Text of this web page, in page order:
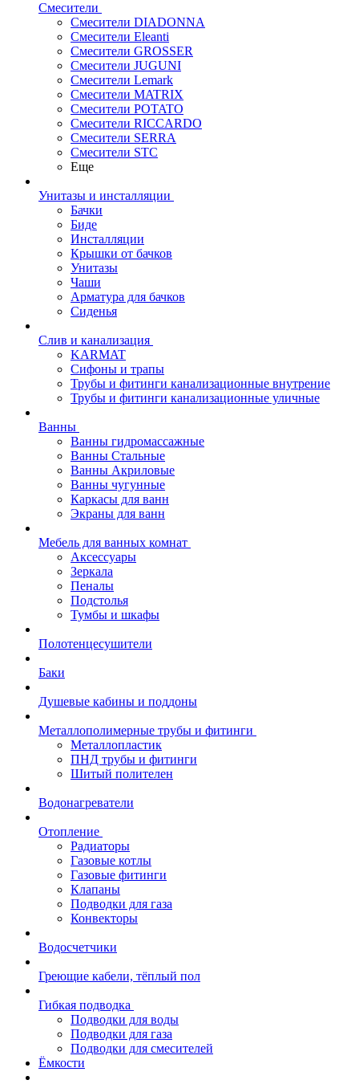
Смесители
Смесители DIADONNA
Смесители Eleanti
Смесители GROSSER
Смесители JUGUNI
Смесители Lemark
Смесители MATRIX
Смесители POTATO
Смесители RICCARDO
Смесители SERRA
Смесители STC
Еще
Унитазы и инсталляции
Бачки
Биде
Инсталляции
Крышки от бачков
Унитазы
Чаши
Арматура для бачков
Сиденья
Слив и канализация
KARMAT
Сифоны и трапы
Трубы и фитинги канализационные внутрение
Трубы и фитинги канализационные уличные
Ванны
Ванны гидромассажные
Ванны Стальные
Ванны Акриловые
Ванны чугунные
Каркасы для ванн
Экраны для ванн
Мебель для ванных комнат
Аксессуары
Зеркала
Пеналы
Подстолья
Тумбы и шкафы
Полотенцесушители
Баки
Душевые кабины и поддоны
Металлополимерные трубы и фитинги
Металлопластик
ПНД трубы и фитинги
Шитый полителен
Водонагреватели
Отопление
Радиаторы
Газовые котлы
Газовые фитинги
Клапаны
Подводки для газа
Конвекторы
Водосчетчики
Греющие кабели, тёплый пол
Гибкая подводка
Подводки для воды
Подводки для газа
Подводки для смесителей
Ёмкости